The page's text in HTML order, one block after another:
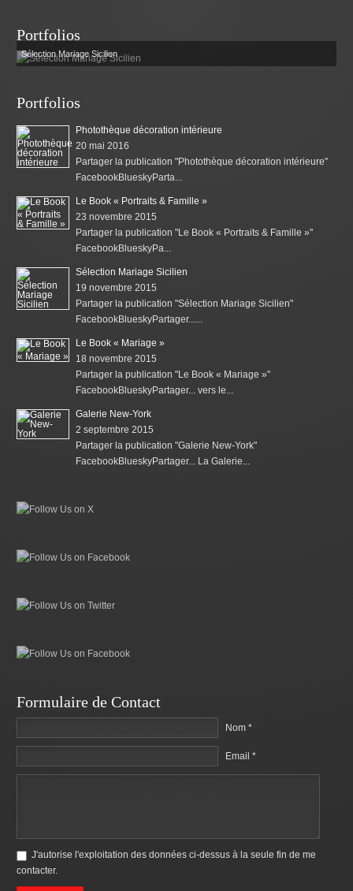
Portfolios
Sélection Mariage Sicilien
Portfolios
Photothèque décoration intérieure
20 mai 2016
Partager la publication "Photothèque décoration intérieure"
FacebookBlueskyParta...
Le Book « Portraits & Famille »
23 novembre 2015
Partager la publication "Le Book « Portraits & Famille »"
FacebookBlueskyPa...
Sélection Mariage Sicilien
19 novembre 2015
Partager la publication "Sélection Mariage Sicilien"
FacebookBlueskyPartager......
Le Book « Mariage »
18 novembre 2015
Partager la publication "Le Book « Mariage »"
FacebookBlueskyPartager... vers le...
Galerie New-York
2 septembre 2015
Partager la publication "Galerie New-York"
FacebookBlueskyPartager... La Galerie...
Formulaire de Contact
Nom *
Email *
J'autorise l'exploitation des données ci-dessus à la seule fin de me
contacter.